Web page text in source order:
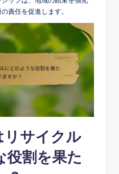
責任を促進します。
リサイクル
役割を果た